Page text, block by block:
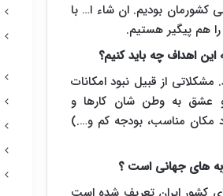
کشورمان بودیم. ان شاء ا… با
اهداف چه باید کنیم؟
از قبیل نبود امکانات
و عشق به وطن شان کارها و
مکان مناسب، بودجه کم و….)
های جهانی است ؟